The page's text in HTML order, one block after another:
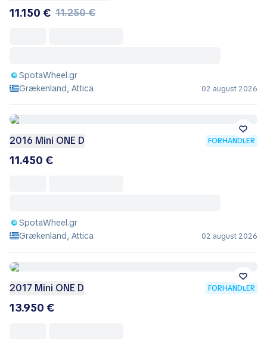
11.150 € 11.250 €
SpotaWheel.gr
Grækenland, Attica
02 august 2026
2016 Mini ONE D FORHANDLER
11.450 €
SpotaWheel.gr
Grækenland, Attica
02 august 2026
2017 Mini ONE D FORHANDLER
13.950 €